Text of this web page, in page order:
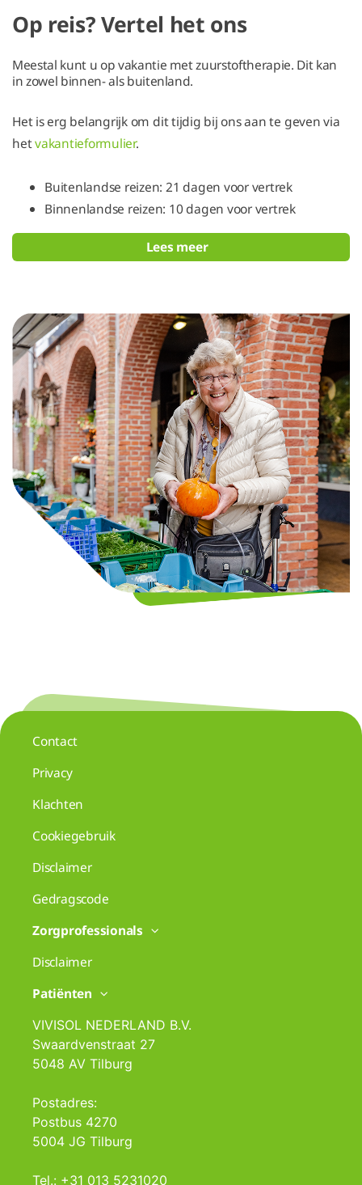
Op reis? Vertel het ons
Meestal kunt u op vakantie met zuurstoftherapie. Dit kan
in zowel binnen- als buitenland.
Het is erg belangrijk om dit tijdig bij ons aan te geven via
hetvakantieformulier.
Buitenlandse reizen: 21 dagen voor vertrek
Binnenlandse reizen: 10 dagen voor vertrek
Lees meer
Contact
Privacy
Klachten
Cookiegebruik
Disclaimer
Gedragscode
Zorgprofessionals
Disclaimer
Patiënten
VIVISOL NEDERLAND B.V.
Swaardvenstraat 27
5048 AV Tilburg
Postadres:
Postbus 4270
5004 JG Tilburg
Tel.: +31 013 5231020